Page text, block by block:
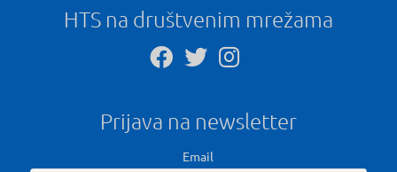
HTS na društvenim mrežama
Prijava na newsletter
Email